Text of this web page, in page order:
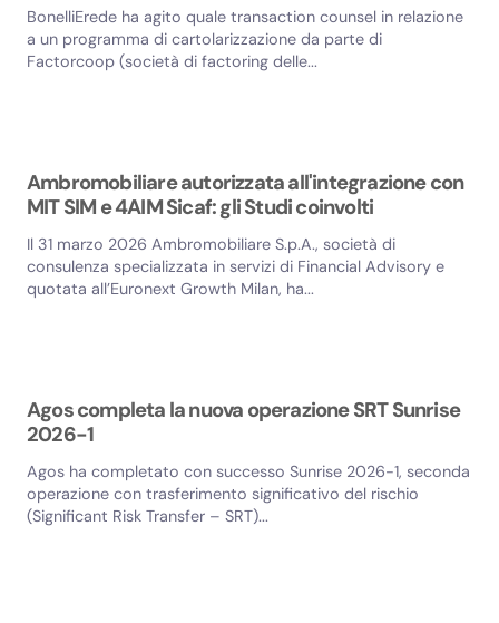
BonelliErede ha agito quale transaction counsel in relazione
a un programma di cartolarizzazione da parte di
Factorcoop (società di factoring delle...
Ambromobiliare autorizzata all'integrazione con
MIT SIM e 4AIM Sicaf: gli Studi coinvolti
Il 31 marzo 2026 Ambromobiliare S.p.A., società di
consulenza specializzata in servizi di Financial Advisory e
quotata all’Euronext Growth Milan, ha...
Agos completa la nuova operazione SRT Sunrise
2026-1
Agos ha completato con successo Sunrise 2026-1, seconda
operazione con trasferimento significativo del rischio
(Significant Risk Transfer – SRT)...